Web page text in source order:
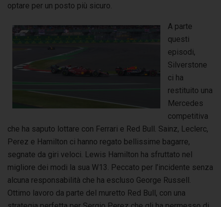
optare per un posto più sicuro.
A parte
questi
episodi,
Silverstone
ci ha
restituito una
Mercedes
competitiva
che ha saputo lottare con Ferrari e Red Bull. Sainz, Leclerc,
Perez e Hamilton ci hanno regato bellissime bagarre,
segnate da giri veloci. Lewis Hamilton ha sfruttato nel
migliore dei modi la sua W13. Peccato per l’incidente senza
alcuna responsabilità che ha escluso George Russell.
Ottimo lavoro da parte del muretto Red Bull, con una